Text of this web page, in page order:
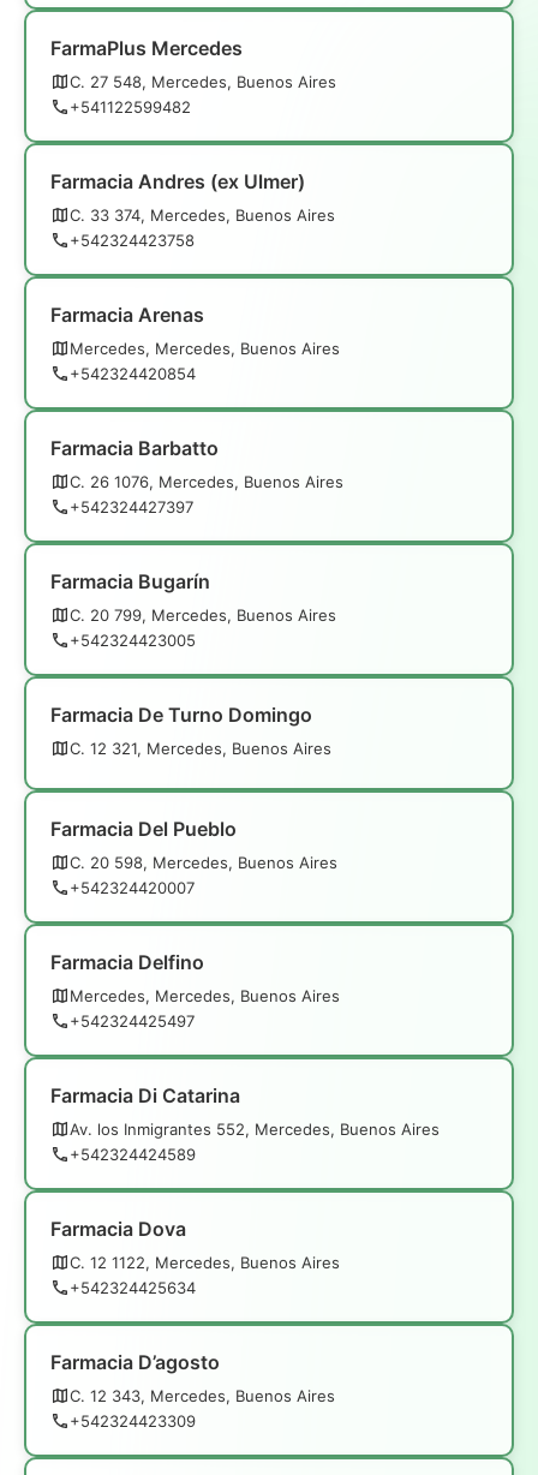
FarmaPlus Mercedes
C. 27 548, Mercedes, Buenos Aires
+541122599482
Farmacia Andres (ex Ulmer)
C. 33 374, Mercedes, Buenos Aires
+542324423758
Farmacia Arenas
Mercedes, Mercedes, Buenos Aires
+542324420854
Farmacia Barbatto
C. 26 1076, Mercedes, Buenos Aires
+542324427397
Farmacia Bugarín
C. 20 799, Mercedes, Buenos Aires
+542324423005
Farmacia De Turno Domingo
C. 12 321, Mercedes, Buenos Aires
Farmacia Del Pueblo
C. 20 598, Mercedes, Buenos Aires
+542324420007
Farmacia Delfino
Mercedes, Mercedes, Buenos Aires
+542324425497
Farmacia Di Catarina
Av. los Inmigrantes 552, Mercedes, Buenos Aires
+542324424589
Farmacia Dova
C. 12 1122, Mercedes, Buenos Aires
+542324425634
Farmacia D’agosto
C. 12 343, Mercedes, Buenos Aires
+542324423309